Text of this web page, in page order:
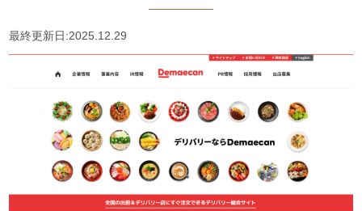
最終更新日:2025.12.29